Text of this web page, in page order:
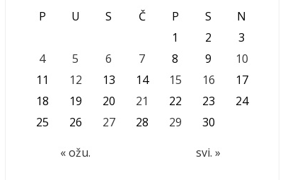
P
U S Č P S N
« ožu. svi. »
1 2
3
4
5 6 7 8 9
10
11
12 13 14 15 16
17
18
19 20 21 22 23
24
25
26 27 28 29 30